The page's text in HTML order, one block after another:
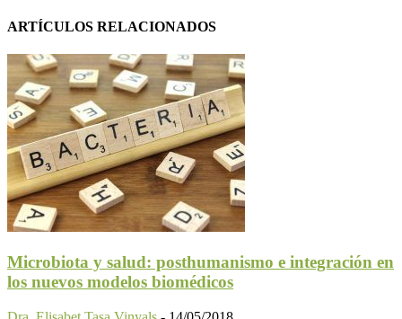
ARTÍCULOS RELACIONADOS
Microbiota y salud: posthumanismo e integración en
los nuevos modelos biomédicos